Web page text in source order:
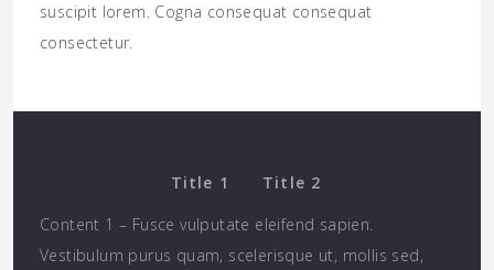
suscipit lorem. Cogna consequat consequat
consectetur.
Title 1
Title 2
Content 1 – Fusce vulputate eleifend sapien.
Vestibulum purus quam, scelerisque ut, mollis sed,